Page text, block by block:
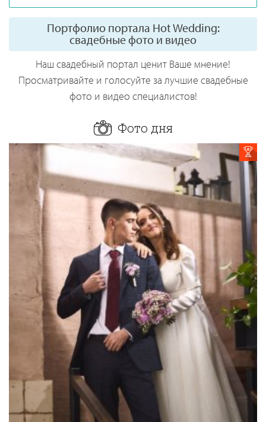
Портфолио портала Hot Wedding:
свадебные фото и видео
Наш свадебный портал ценит Ваше мнение!
Просматривайте и голосуйте за лучшие свадебные
фото и видео специалистов!
Фото дня